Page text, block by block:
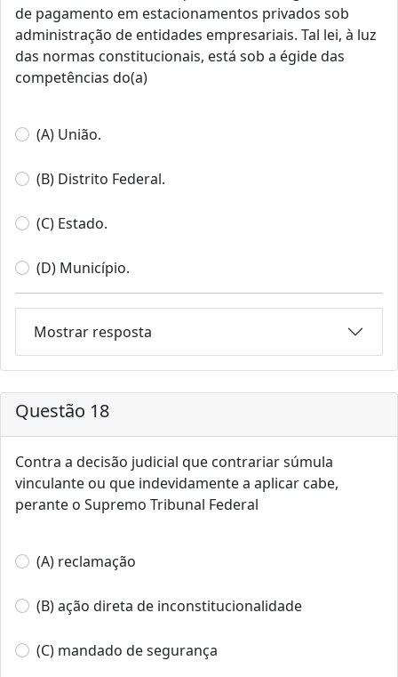
de pagamento em estacionamentos privados sob
administração de entidades empresariais. Tal lei, à luz
das normas constitucionais, está sob a égide das
competências do(a)
(A) União.
(B) Distrito Federal.
(C) Estado.
(D) Município.
Mostrar resposta
Questão 18
Contra a decisão judicial que contrariar súmula
vinculante ou que indevidamente a aplicar cabe,
perante o Supremo Tribunal Federal
(A) reclamação
(B) ação direta de inconstitucionalidade
(C) mandado de segurança